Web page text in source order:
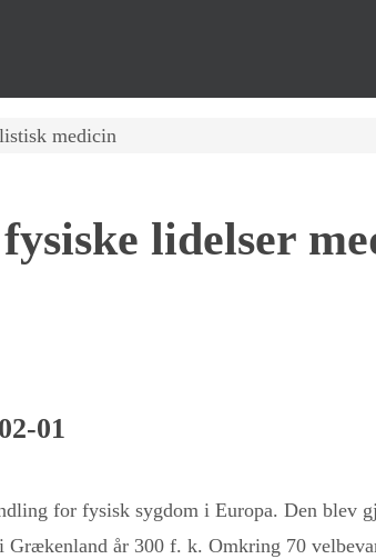
medicin
lidelser
01
for fysisk sygdom i Europa. Den blev
Grækenland år 300 f. k. Omkring 70